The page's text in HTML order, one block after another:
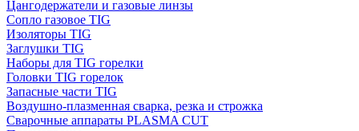
Цангодержатели и газовые линзы
Сопло газовое TIG
Изоляторы TIG
Заглушки TIG
Наборы для TIG горелки
Головки TIG горелок
Запасные части TIG
Воздушно-плазменная сварка, резка и строжка
Сварочные аппараты PLASMA CUT